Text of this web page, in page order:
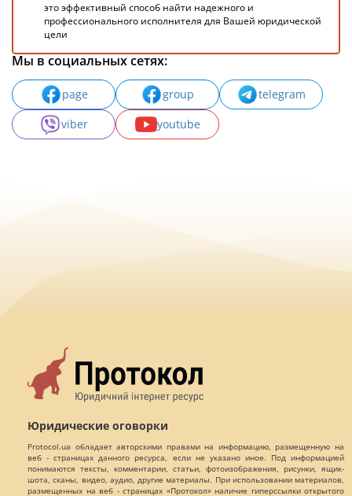
это эффективный способ найти надежного и
профессионального исполнителя для Вашей юридической
цели
Мы в социальных сетях:
page group
telegram
viber
youtube
Юридические оговорки
Protocol.ua обладает авторскими правами на информацию, размещенную на
веб - страницах данного ресурса, если не указано иное. Под информацией
понимаются тексты, комментарии, статьи, фотоизображения, рисунки, ящик-
шота, сканы, видео, аудио, другие материалы. При использовании материалов,
размещенных на веб - страницах «Протокол» наличие гиперссылки открытого